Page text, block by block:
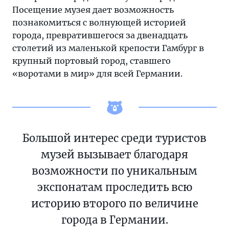
Посещение музея дает возможность
познакомиться с волнующей историей
города, превратившегося за двенадцать
столетий из маленькой крепости Гамбург в
крупный портовый город, ставшего
«воротами в мир» для всей Германии.
Большой интерес среди туристов
музей вызывает благодаря
возможности по уникальным
экспонатам проследить всю
историю второго по величине
города в Германии.